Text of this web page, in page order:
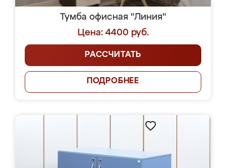
Тумба офисная "Линия"
Цена: 4400 руб.
РАССЧИТАТЬ
ПОДРОБНЕЕ